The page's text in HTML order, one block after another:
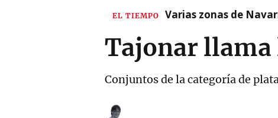
EL TIEMPO Varias zonas de
Tajonar llama
Conjuntos de la categoría de